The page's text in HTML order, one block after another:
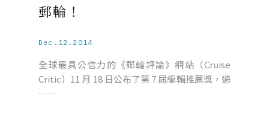
郵輪！
Dec.12.2014
全球最具公信力的《郵輪評論》網站（Cruise
Critic）11 月 18 日公布了第 7 屆編輯推薦獎，遴
……